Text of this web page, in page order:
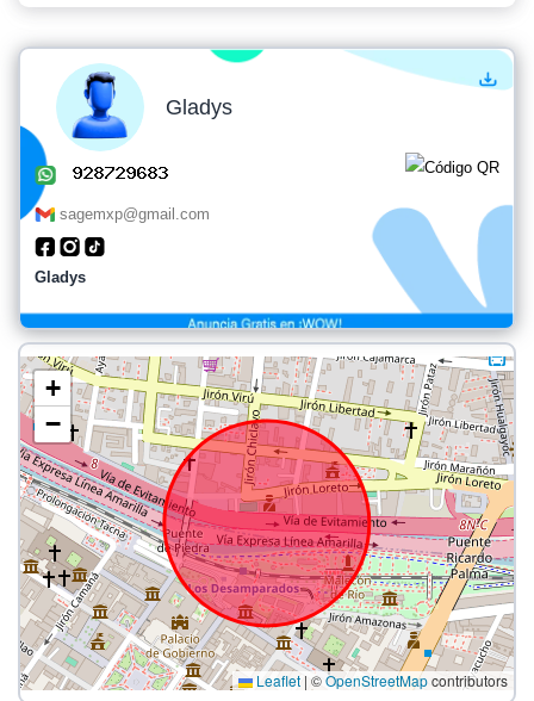
Gladys
sagemxp@gmail.com
Gladys
+
−
Leaflet | ©OpenStreetMapcontributors